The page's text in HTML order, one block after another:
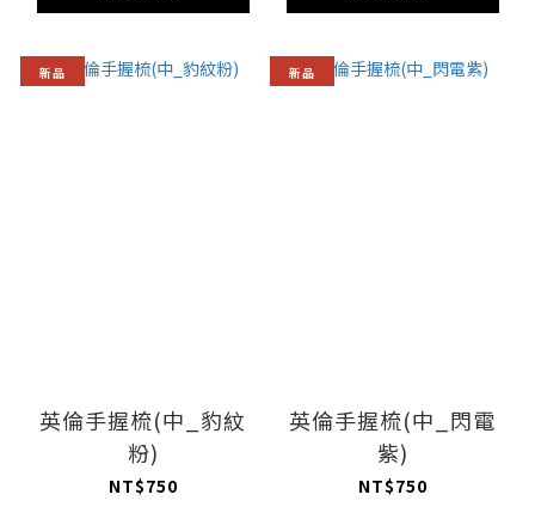
新品
英倫手握梳(中_豹紋
粉)
NT$750
新品
英倫手握梳(中_閃電
紫)
NT$750